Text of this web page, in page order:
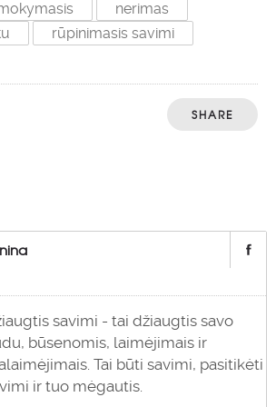
nerimas
rūpinimasis savimi
SHARE
savimi - tai džiaugtis savo
būsenomis, laimėjimais ir
Tai būti savimi, pasitikėti
ir tuo mėgautis.